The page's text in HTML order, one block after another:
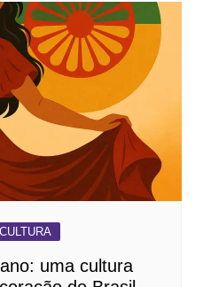
CULTURA
uma cultura